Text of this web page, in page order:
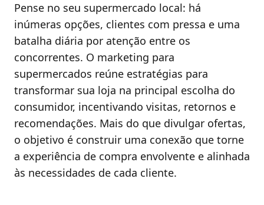
Pense no seu supermercado local: há
inúmeras opções, clientes com pressa e uma
batalha diária por atenção entre os
concorrentes. O marketing para
supermercados reúne estratégias para
transformar sua loja na principal escolha do
consumidor, incentivando visitas, retornos e
recomendações. Mais do que divulgar ofertas,
o objetivo é construir uma conexão que torne
a experiência de compra envolvente e alinhada
às necessidades de cada cliente.